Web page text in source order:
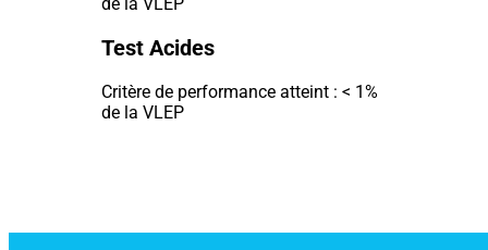
de la VLEP
Test Acides
Critère de performance atteint : < 1%
de la VLEP